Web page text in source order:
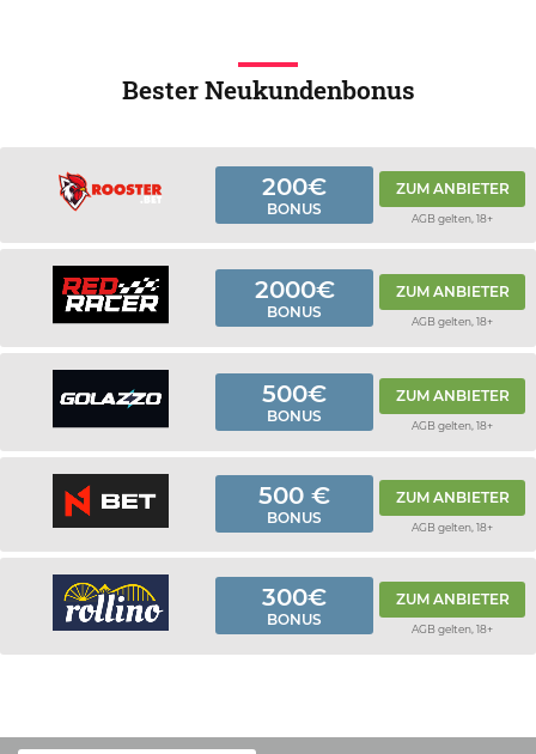
Bester Neukundenbonus
200€
BONUS
ZUM ANBIETER
AGB gelten, 18+
2000€
BONUS
ZUM ANBIETER
AGB gelten, 18+
500€
BONUS
ZUM ANBIETER
AGB gelten, 18+
500 €
BONUS
ZUM ANBIETER
AGB gelten, 18+
300€
BONUS
ZUM ANBIETER
AGB gelten, 18+